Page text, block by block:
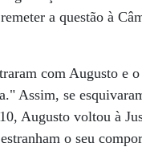
a questão à
com Augusto e
Assim, se
Augusto voltou à
o seu